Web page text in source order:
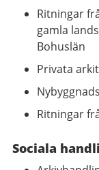
Ritningar
gamla
Bohuslän
Privata
Ritningar
Sociala